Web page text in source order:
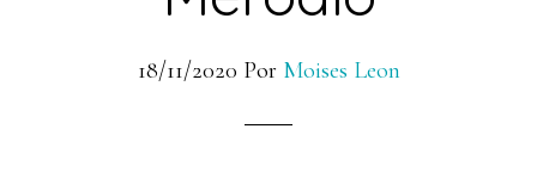
18/11/2020 Por Moises Leon